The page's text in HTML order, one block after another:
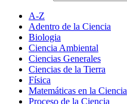
A-Z
Adentro de la Ciencia
Biologia
Ciencia Ambiental
Ciencias Generales
Ciencias de la Tierra
Física
Matemáticas en la Ciencia
Proceso de la Ciencia